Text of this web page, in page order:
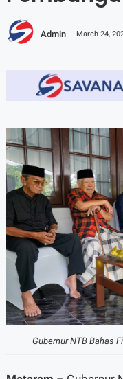
Admin March 24,
Gubernur NTB Bahas